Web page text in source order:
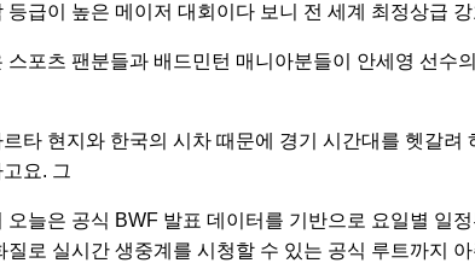
등급이 높은 메이저 대회이다 보니 전 세계 최정상급
스포츠 팬분들과 배드민턴 매니아분들이 안세영 선수
르타 현지와 한국의 시차 때문에 경기 시간대를 헷갈
요. 그
오늘은 공식 BWF 발표 데이터를 기반으로 요일별 일
질로 실시간 생중계를 시청할 수 있는 공식 루트까지